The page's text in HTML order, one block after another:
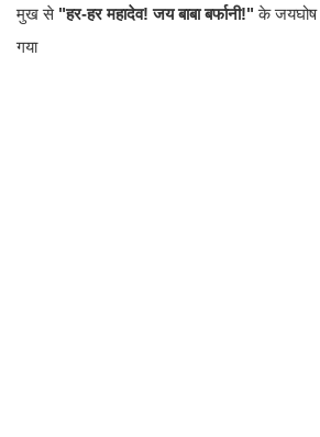
मुख से "हर-हर महादेव! जय बाबा बर्फानी!" के जयघोष
गया